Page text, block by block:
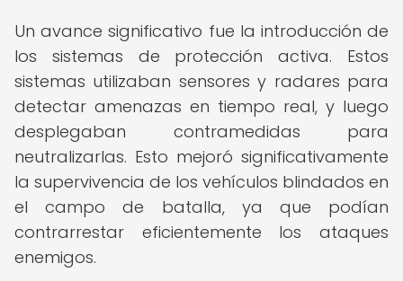
Un avance significativo fue la introducción de
los sistemas de protección activa. Estos
sistemas utilizaban sensores y radares para
detectar amenazas en tiempo real, y luego
desplegaban contramedidas para
neutralizarlas. Esto mejoró significativamente
la supervivencia de los vehículos blindados en
el campo de batalla, ya que podían
contrarrestar eficientemente los ataques
enemigos.